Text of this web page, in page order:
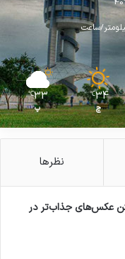
34
℃
چ
33
℃
پ
نظرها
عکس‌های جذاب‌تر در